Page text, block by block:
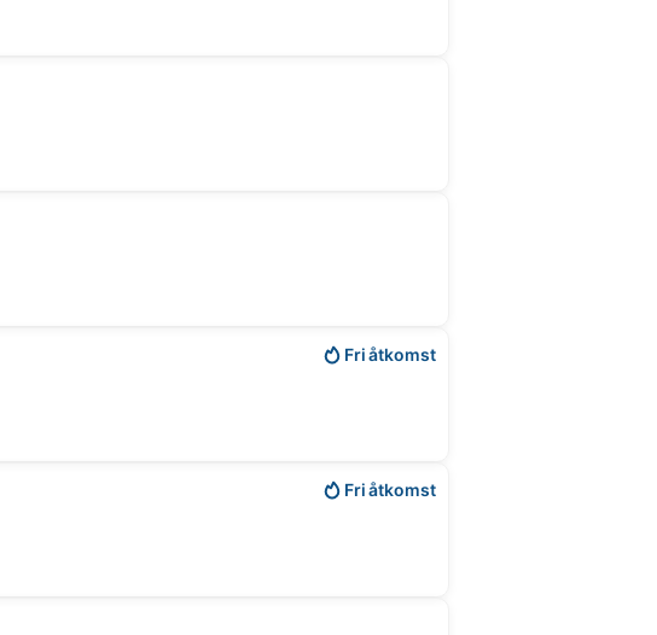
Fri åtkomst
Fri åtkomst